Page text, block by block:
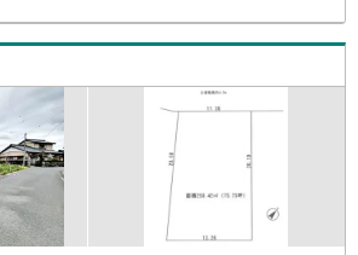
スペース用意しております。ぜひご家族そろ
ださい。・営業時間 午前9時00分～午後6時30
水曜日）この時間帯はお電話でのお問い合わせ
ご案内できます。右下の電話ボタンをタッ
気軽にお電話ください。